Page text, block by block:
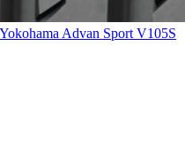
Advan Sport V105S